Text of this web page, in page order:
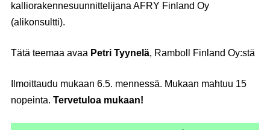
kalliorakennesuunnittelijana AFRY Finland Oy
(alikonsultti).
Tätä teemaa avaa Petri Tyynelä, Ramboll Finland Oy:stä
Ilmoittaudu mukaan 6.5. mennessä. Mukaan mahtuu 15
nopeinta. Tervetuloa mukaan!